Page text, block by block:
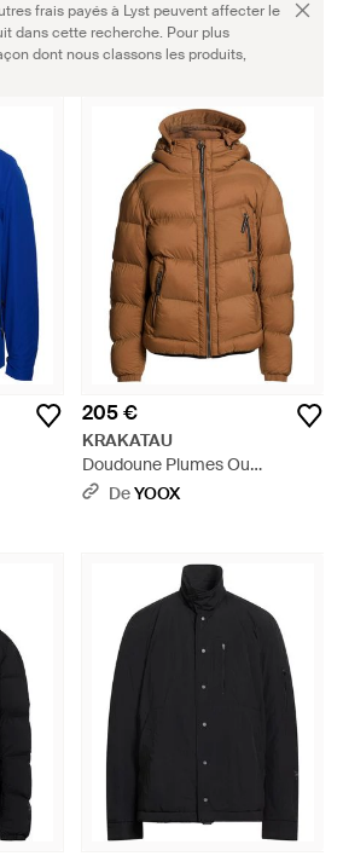
frais payés à Lyst peuvent affecter le
dans cette recherche. Pour plus
dont nous classons les produits,
205 €
KRAKATAU
Doudoune Plumes Ou
Synthétique - Marron
DeYOOX